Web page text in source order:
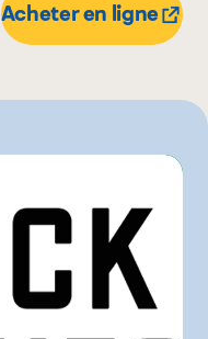
Acheter en ligne